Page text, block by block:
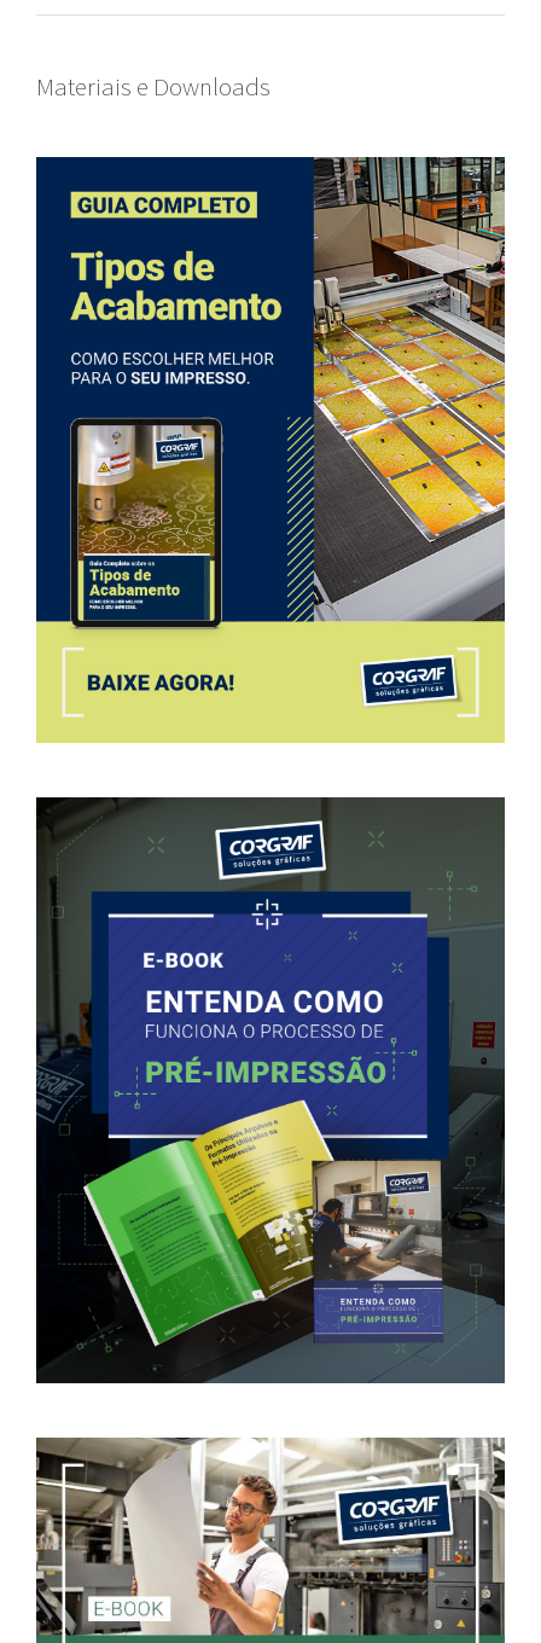
Materiais e Downloads